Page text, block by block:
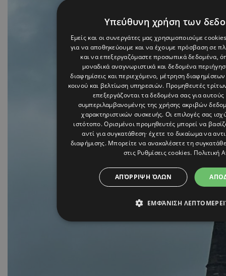
Υπεύθυνη χρήση των
Εμείς και οι συνεργάτες μας χρησιμοποιούμε
για να αποθηκεύουμε και να έχουμε πρόσβαση σε
και να επεξεργαζόμαστε προσωπικά δεδομένα,
μοναδικά αναγνωριστικά και δεδομένα
διαφημίσεις και περιεχόμενο, μέτρηση
κοινού και βελτίωση υπηρεσιών. Προμηθευτές
επεξεργάζονται τα δεδομένα σας για
συμπεριλαμβανομένης της χρήσης ακριβών
χαρακτηριστικών συσκευής. Οι επιλογές σας
ιστότοπο. Ορισμένοι προμηθευτές μπορεί να
αντί για συγκατάθεση· έχετε το δικαίωμα να
διαφήμισης. Μπορείτε να ανακαλέσετε τη
στις Ρυθμίσεις cookies. Πολιτική
ΑΠΌΡΡΙΨΗ ΌΛΩΝ
ΕΜΦΆΝΙΣΗ